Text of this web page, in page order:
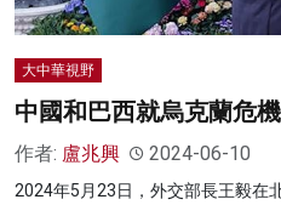
大中華視野
中國和巴西就烏克蘭危
作者: 盧兆興 2024-06-10
2024年5月23日，外交部長王毅在